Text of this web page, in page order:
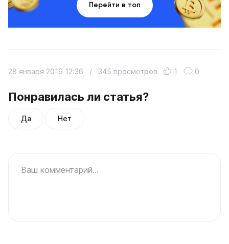
Перейти в топ
Понравилась ли статья?
Да Нет
28 января 2019 12:36 / 345 просмотров 1 0
Ваш комментарий...